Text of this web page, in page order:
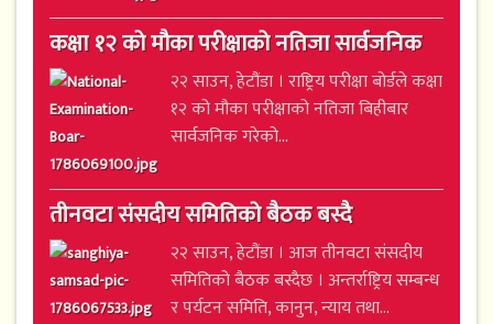
कक्षा १२ को मौका परीक्षाको नतिजा सार्वजनिक
२२ साउन, हेटौंडा । राष्ट्रिय परीक्षा बोर्डले कक्षा
१२ को मौका परीक्षाको नतिजा बिहीबार
सार्वजनिक गरेको...
तीनवटा संसदीय समितिको बैठक बस्दै
२२ साउन, हेटौंडा । आज तीनवटा संसदीय
समितिको बैठक बस्दैछ । अन्तर्राष्ट्रिय सम्बन्ध
र पर्यटन समिति, कानुन, न्याय तथा...